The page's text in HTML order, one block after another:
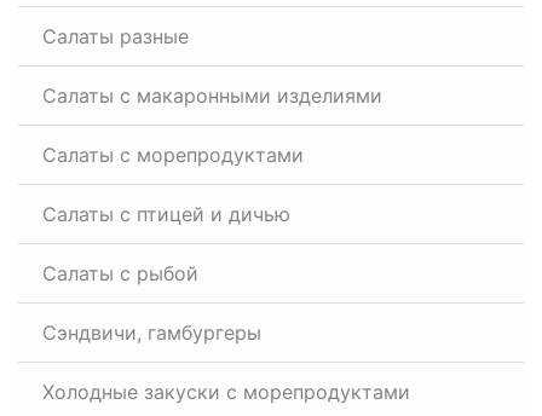
Салаты разные
Салаты с макаронными изделиями
Салаты с морепродуктами
Салаты с птицей и дичью
Салаты с рыбой
Сэндвичи, гамбургеры
Холодные закуски с морепродуктами